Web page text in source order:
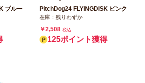
ブルー PitchDog24 FLYINGDISK ピンク
在庫：残りわずか
￥2,508 税込
125ポイント獲得